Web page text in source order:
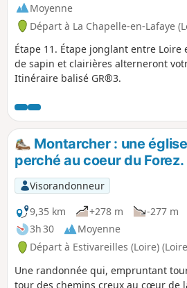
Moyenne
Départ à La Chapelle-en-Lafaye
Étape 11. Étape jonglant entre Loire
de sapin et clairières alterneront
Itinéraire balisé GR®3.
Montarcher : une
perché au coeur du Forez.
Visorandonneur
9,35 km
+278 m
-277 m
3h 30
Moyenne
Départ à Estivareilles (Loire)
Une randonnée qui, empruntant
tour des chemins creux au cœur de